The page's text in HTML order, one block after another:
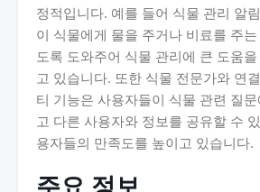
정적입니다. 예를 들어 식물 관리 알
이 식물에게 물을 주거나 비료를 주
도록 도와주어 식물 관리에 큰 도움
고 있습니다. 또한 식물 전문가와 연
티 기능은 사용자들이 식물 관련 질
고 다른 사용자와 정보를 공유할 수
용자들의 만족도를 높이고 있습니다.
주요 정보